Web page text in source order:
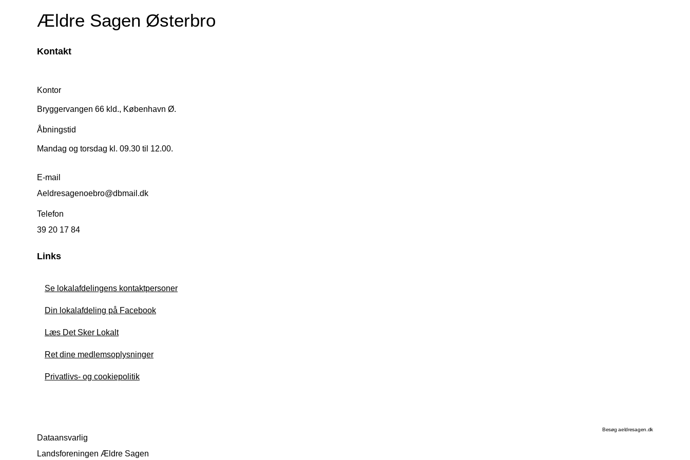
Ældre Sagen Østerbro
Kontakt
Kontor
Bryggervangen 66 kld., København Ø.
Åbningstid
Mandag og torsdag kl. 09.30 til 12.00.
E-mail
Aeldresagenoebro@dbmail.dk
Telefon
39 20 17 84
Links
Se lokalafdelingens kontaktpersoner
Din lokalafdeling på Facebook
Læs Det Sker Lokalt
Ret dine medlemsoplysninger
Privatlivs- og cookiepolitik
Dataansvarlig
Landsforeningen Ældre Sagen
Besøg aeldresagen.dk